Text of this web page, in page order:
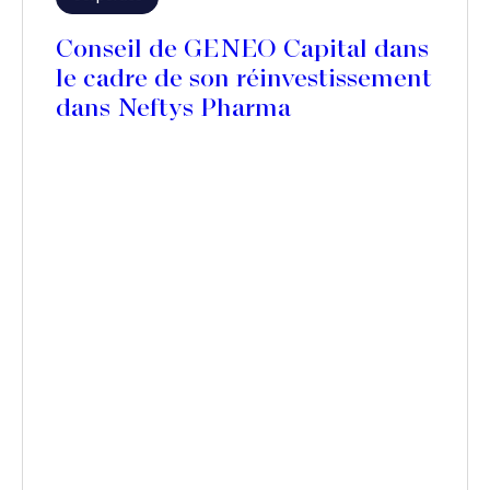
Conseil de GENEO Capital dans
le cadre de son réinvestissement
dans Neftys Pharma